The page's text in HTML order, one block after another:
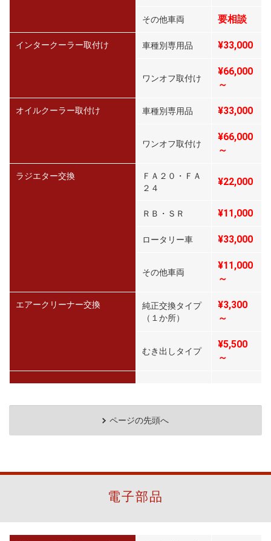
その他車両 要相談
インタークーラー取付け 車種別専用品 ¥33,000
ワンオフ取付け
¥66,000
～
オイルクーラー取付け 車種別専用品 ¥33,000
ワンオフ取付け
¥66,000
～
ラジエター交換
ＦＡ２０・ＦＡ
２４
¥22,000
ＲＢ・ＳＲ ¥11,000
ロータリー車 ¥33,000
その他車両
¥11,000
～
エアークリーナー交換
純正交換タイプ
（１か所）
¥3,300
～
むき出しタイプ
¥5,500
～
ページの先頭へ
電子部品